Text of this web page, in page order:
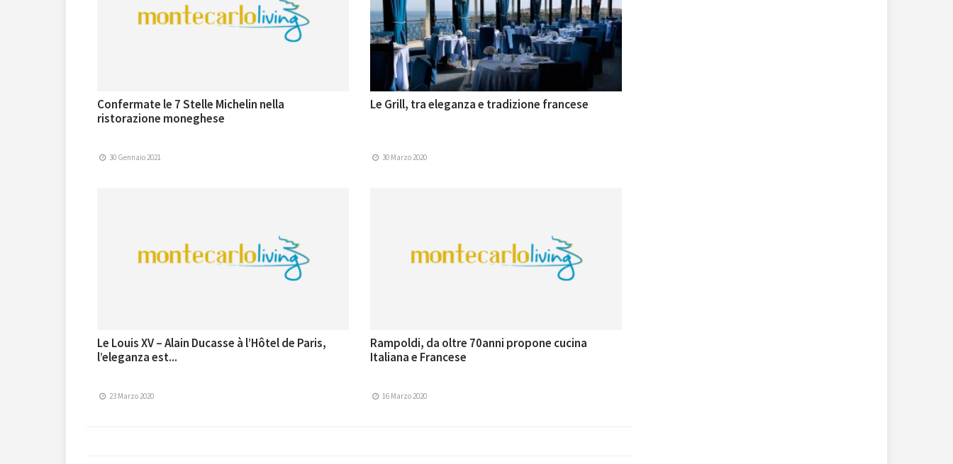
Confermate le 7 Stelle Michelin nella
ristorazione moneghese
30 Gennaio 2021
Le Grill, tra eleganza e tradizione francese
30 Marzo 2020
Le Louis XV – Alain Ducasse à l’Hôtel de Paris,
l’eleganza est...
23 Marzo 2020
Rampoldi, da oltre 70anni propone cucina
Italiana e Francese
16 Marzo 2020